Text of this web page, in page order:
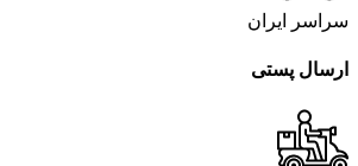
سراسر ایران
ارسال پستی